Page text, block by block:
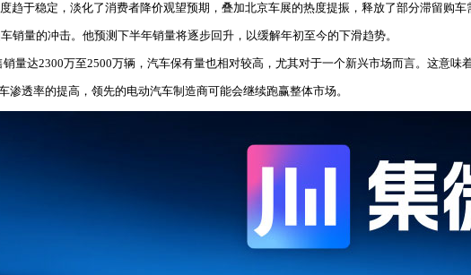
于稳定，淡化了消费者降价观望预期，叠加北京车展的热度提振，释放了部分滞留购车
量的冲击。他预测下半年销量将逐步回升，以缓解年初至今的下滑趋势。
量达2300万至2500万辆，汽车保有量也相对较高，尤其对于一个新兴市场而言。这意味
透率的提高，领先的电动汽车制造商可能会继续跑赢整体市场。